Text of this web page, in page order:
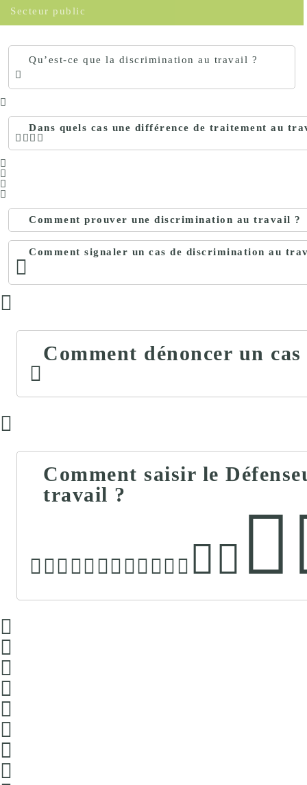
Secteur public
Qu’est-ce que la discrimination au travail ?
Dans quels cas une différence de traitement au
Comment prouver une discrimination au travail ?
Comment signaler un cas de discrimination au
Comment dénoncer un
Comment saisir le
travail ?